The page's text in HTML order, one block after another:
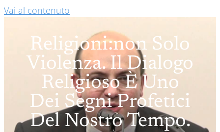
Vai al contenuto
Religioni:non Solo
Violenza. Il Dialogo
Religioso È Uno
Dei Segni Profetici
Del Nostro Tempo.